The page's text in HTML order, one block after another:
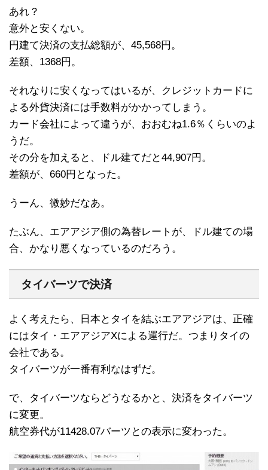
あれ？
意外と安くない。
円建て決済の支払総額が、45,568円。
差額、1368円。
それなりに安くなってはいるが、クレジットカードに
よる外貨決済には手数料がかかってしまう。
カード会社によって違うが、おおむね1.6％くらいのよ
うだ。
その分を加えると、ドル建てだと44,907円。
差額が、660円となった。
うーん、微妙だなあ。
たぶん、エアアジア側の為替レートが、ドル建ての場
合、かなり悪くなっているのだろう。
タイバーツで決済
よく考えたら、日本とタイを結ぶエアアジアは、正確
にはタイ・エアアジアXによる運行だ。つまりタイの
会社である。
タイバーツが一番有利なはずだ。
で、タイバーツならどうなるかと、決済をタイバーツ
に変更。
航空券代が11428.07バーツとの表示に変わった。